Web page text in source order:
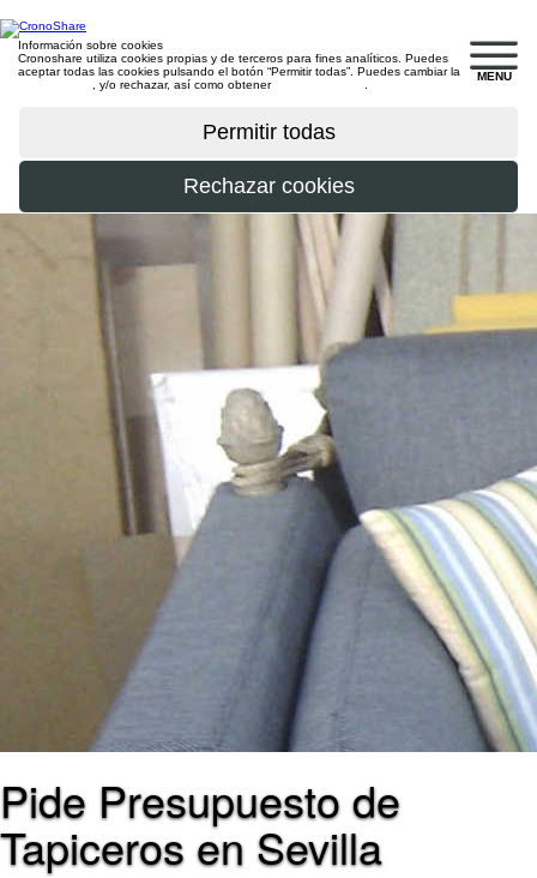
MENU
Información sobre cookies
Cronoshare utiliza cookies propias y de terceros para fines analíticos. Puedes
aceptar todas las cookies pulsando el botón “Permitir todas”. Puedes cambiar la
, y/o rechazar, así como obtener
Pide Presupuesto de
Tapiceros en Sevilla